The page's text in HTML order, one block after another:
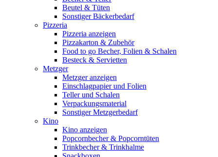
Beutel & Tüten
Sonstiger Bäckerbedarf
Pizzeria
Pizzeria anzeigen
Pizzakarton & Zubehör
Food to go Becher, Folien & Schalen
Besteck & Servietten
Metzger
Metzger anzeigen
Einschlagpapier und Folien
Teller und Schalen
Verpackungsmaterial
Sonstiger Metzgerbedarf
Kino
Kino anzeigen
Popcornbecher & Popcorntüten
Trinkbecher & Trinkhalme